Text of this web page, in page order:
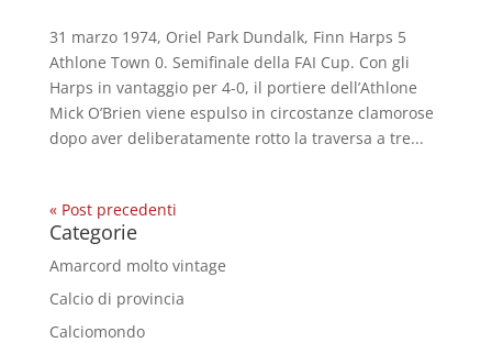
31 marzo 1974, Oriel Park Dundalk, Finn Harps 5
Athlone Town 0. Semifinale della FAI Cup. Con gli
Harps in vantaggio per 4-0, il portiere dell’Athlone
Mick O’Brien viene espulso in circostanze clamorose
dopo aver deliberatamente rotto la traversa a tre...
« Post precedenti
Categorie
Amarcord molto vintage
Calcio di provincia
Calciomondo